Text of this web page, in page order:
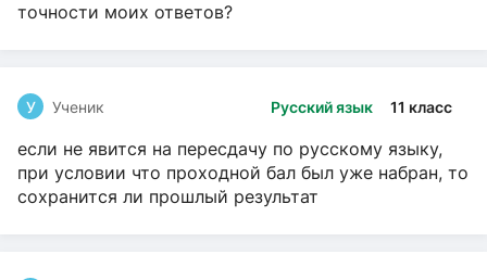
точности моих ответов?
Русский язык 11 класс
У Ученик
если не явится на пересдачу по русскому языку,
при условии что проходной бал был уже набран, то
сохранится ли прошлый результат